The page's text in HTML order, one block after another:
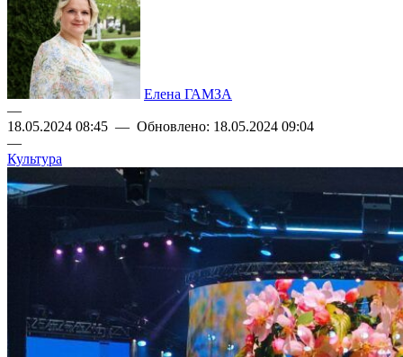
Елена ГАМЗА
—
18.05.2024 08:45 — Обновлено: 18.05.2024 09:04
—
Культура